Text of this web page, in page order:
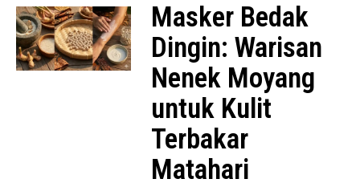
Masker Bedak
Dingin: Warisan
Nenek Moyang
untuk Kulit
Terbakar
Matahari